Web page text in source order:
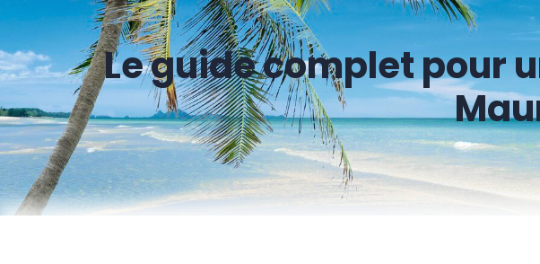
Le guide complet pour